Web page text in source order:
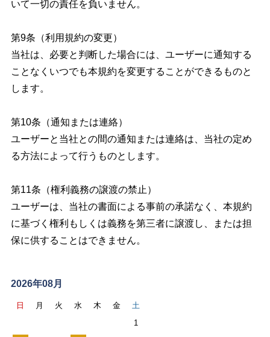
いて一切の責任を負いません。
第9条（利用規約の変更）
当社は、必要と判断した場合には、ユーザーに通知する
ことなくいつでも本規約を変更することができるものと
します。
第10条（通知または連絡）
ユーザーと当社との間の通知または連絡は、当社の定め
る方法によって行うものとします。
第11条（権利義務の譲渡の禁止）
ユーザーは、当社の書面による事前の承諾なく、本規約
に基づく権利もしくは義務を第三者に譲渡し、または担
保に供することはできません。
ュ
2026年08月
日 月 火 水 木 金
土
1